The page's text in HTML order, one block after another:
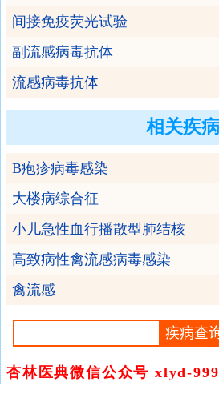
间接免疫荧光试验
副流感病毒抗体
流感病毒抗体
相关疾病
B疱疹病毒感染
大楼病综合征
小儿急性血行播散型肺结核
高致病性禽流感病毒感染
禽流感
杏林医典微信公众号 xlyd-999